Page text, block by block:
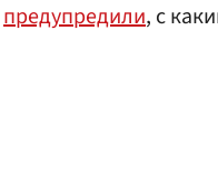
предупредили, с